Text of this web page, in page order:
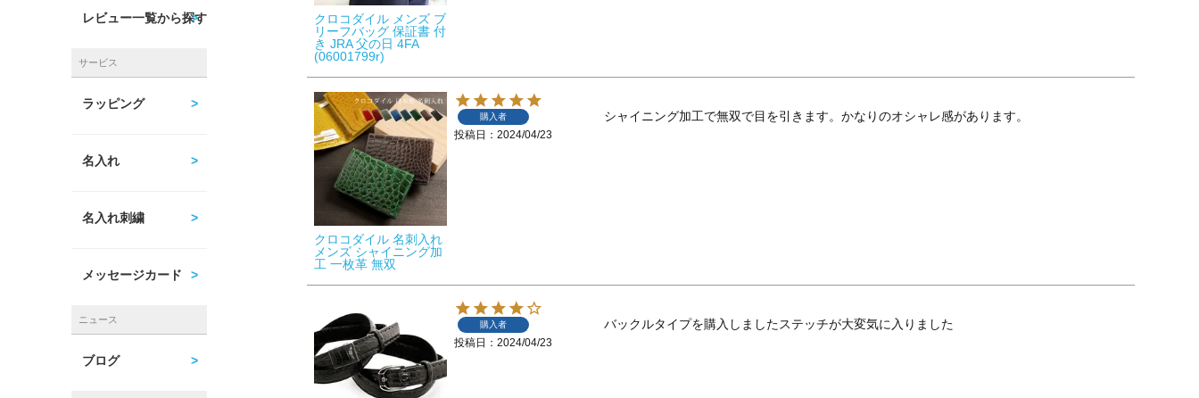
レビュー一覧から探す
サービス
ラッピング
名入れ
名入れ刺繍
メッセージカード
ニュース
ブログ
クロコダイル メンズ ブ
リーフバッグ 保証書 付
き JRA 父の日 4FA
(06001799r)
クロコダイル 名刺入れ
メンズ シャイニング加
工 一枚革 無双
購入者
投稿日 2024/04/23
シャイニング加工で無双で目を引きます。かなりのオシャレ感があります。
購入者
投稿日 2024/04/23
バックルタイプを購入しましたステッチが大変気に入りました